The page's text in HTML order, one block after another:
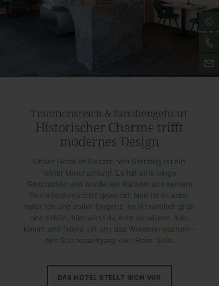
Traditionsreich & familiengeführt
Historischer Charme trifft
modernes Design
Unser Hotel im Herzen von Sterzing ist ein
feiner Unterschlupf. Es hat eine lange
Geschichte und wurde vor Kurzem aus seinem
Dornröschenschlaf geweckt. Nun ist es edel,
natürlich und voller Eleganz. Es ist nämlich grün
und schön, hier wirst du echt verwöhnt. Also
komm und feiere mit uns das Wiedererwachen –
den Sonnenaufgang vom Hotel Sole.
DAS HOTEL STELLT SICH VOR